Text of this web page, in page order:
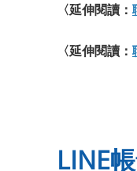
〈延伸閱讀：
〈延伸閱讀：
LINE